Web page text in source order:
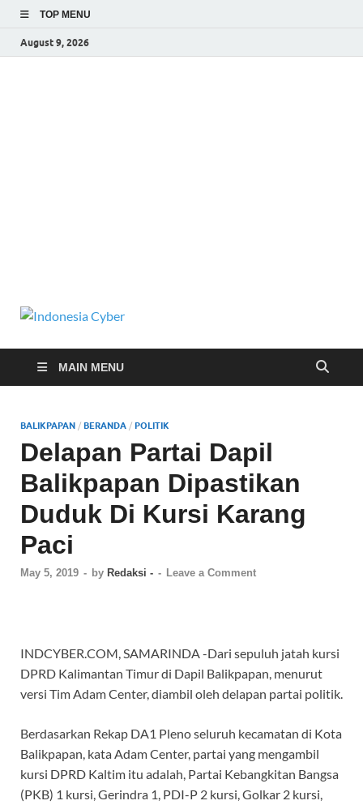
TOP MENU
August 9, 2026
Indonesia
Cyber
MAIN MENU
BALIKPAPAN / BERANDA / POLITIK
Delapan Partai Dapil
Balikpapan Dipastikan
Duduk Di Kursi Karang
Paci
May 5, 2019 - by Redaksi - - Leave a Comment
INDCYBER.COM, SAMARINDA -Dari sepuluh jatah kursi
DPRD Kalimantan Timur di Dapil Balikpapan, menurut
versi Tim Adam Center, diambil oleh delapan partai politik.
Berdasarkan Rekap DA1 Pleno seluruh kecamatan di Kota
Balikpapan, kata Adam Center, partai yang mengambil
kursi DPRD Kaltim itu adalah, Partai Kebangkitan Bangsa
(PKB) 1 kursi, Gerindra 1, PDI-P 2 kursi, Golkar 2 kursi,